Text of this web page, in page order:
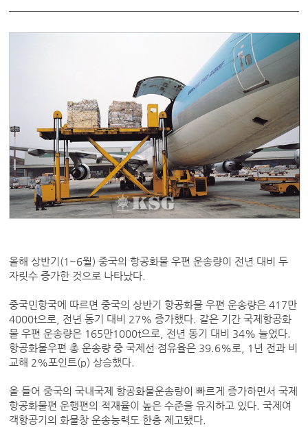
올해 상반기(1~6월) 중국의 항공화물 우편 운송량이 전년 대비 두
자릿수 증가한 것으로 나타났다.
중국민항국에 따르면 중국의 상반기 항공화물 우편 운송량은 417만
4000t으로, 전년 동기 대비 27% 증가했다. 같은 기간 국제항공화
물 우편 운송량은 165만1000t으로, 전년 동기 대비 34% 늘었다.
항공화물우편 총 운송량 중 국제선 점유율은 39.6%로, 1년 전과 비
교해 2%포인트(p) 상승했다.
올 들어 중국의 국내국제 항공화물운송량이 빠르게 증가하면서 국제
항공화물편 운행편의 적재율이 높은 수준을 유지하고 있다. 국제여
객항공기의 화물창 운송능력도 한층 제고됐다.